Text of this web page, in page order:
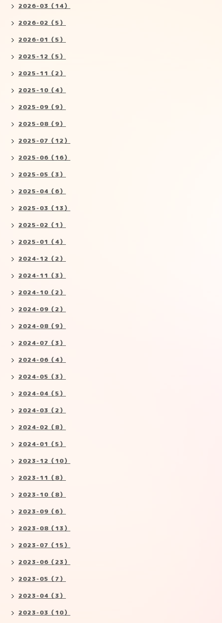
2026-03（14）
2026-02（5）
2026-01（5）
2025-12（5）
2025-11（2）
2025-10（4）
2025-09（9）
2025-08（9）
2025-07（12）
2025-06（16）
2025-05（3）
2025-04（6）
2025-03（13）
2025-02（1）
2025-01（4）
2024-12（2）
2024-11（3）
2024-10（2）
2024-09（2）
2024-08（9）
2024-07（3）
2024-06（4）
2024-05（3）
2024-04（5）
2024-03（2）
2024-02（8）
2024-01（5）
2023-12（10）
2023-11（8）
2023-10（8）
2023-09（6）
2023-08（13）
2023-07（15）
2023-06（23）
2023-05（7）
2023-04（3）
2023-03（10）